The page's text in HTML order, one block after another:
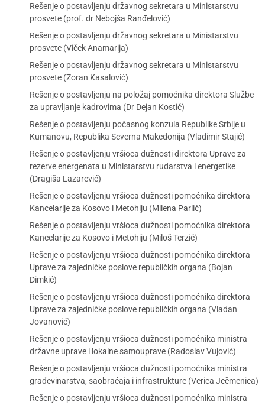
Rešenje o postavljenju državnog sekretara u Ministarstvu
prosvete (prof. dr Nebojša Ranđelović)
Rešenje o postavljenju državnog sekretara u Ministarstvu
prosvete (Viček Anamarija)
Rešenje o postavljenju državnog sekretara u Ministarstvu
prosvete (Zoran Kasalović)
Rešenje o postavljenju na položaj pomoćnika direktora Službe
za upravljanje kadrovima (Dr Dejan Kostić)
Rešenje o postavljenju počasnog konzula Republike Srbije u
Kumanovu, Republika Severna Makedonija (Vladimir Stajić)
Rešenje o postavljenju vršioca dužnosti direktora Uprave za
rezerve energenata u Ministarstvu rudarstva i energetike
(Dragiša Lazarević)
Rešenje o postavljenju vršioca dužnosti pomoćnika direktora
Kancelarije za Kosovo i Metohiju (Milena Parlić)
Rešenje o postavljenju vršioca dužnosti pomoćnika direktora
Kancelarije za Kosovo i Metohiju (Miloš Terzić)
Rešenje o postavljenju vršioca dužnosti pomoćnika direktora
Uprave za zajedničke poslove republičkih organa (Bojan
Dimkić)
Rešenje o postavljenju vršioca dužnosti pomoćnika direktora
Uprave za zajedničke poslove republičkih organa (Vladan
Jovanović)
Rešenje o postavljenju vršioca dužnosti pomoćnika ministra
državne uprave i lokalne samouprave (Radoslav Vujović)
Rešenje o postavljenju vršioca dužnosti pomoćnika ministra
građevinarstva, saobraćaja i infrastrukture (Verica Ječmenica)
Rešenje o postavljenju vršioca dužnosti pomoćnika ministra